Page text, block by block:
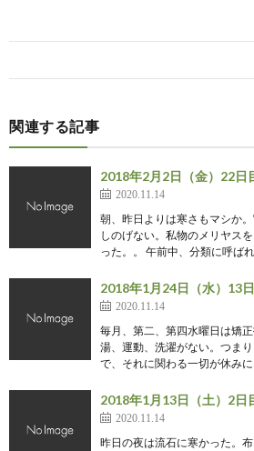
関連する記事
2018年2月2日（金）22日
2020.11.14
朝、昨日よりは寒さもマシか
しのげない。私物のメリヤス
った。。 午前中、分類に呼ば
2018年1月24日（水）13
2020.11.14
毎月、第二、第四水曜日は矯
湯、運動、洗濯がない。つま
で、それに関わる一切が休み
2018年1月13日（土）2日
2020.11.14
昨日の夜は流石に寒かった。